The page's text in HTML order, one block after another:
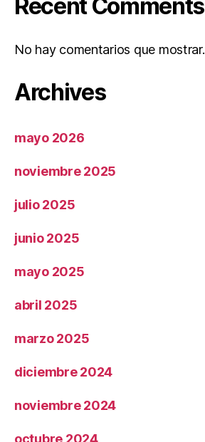
Recent Comments
No hay comentarios que mostrar.
Archives
mayo 2026
noviembre 2025
julio 2025
junio 2025
mayo 2025
abril 2025
marzo 2025
diciembre 2024
noviembre 2024
octubre 2024